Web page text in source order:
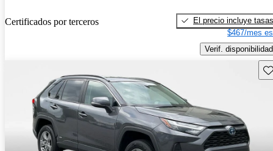
Certificados por terceros
El precio incluye tasas
$467/mes
Verif. disponibilidad